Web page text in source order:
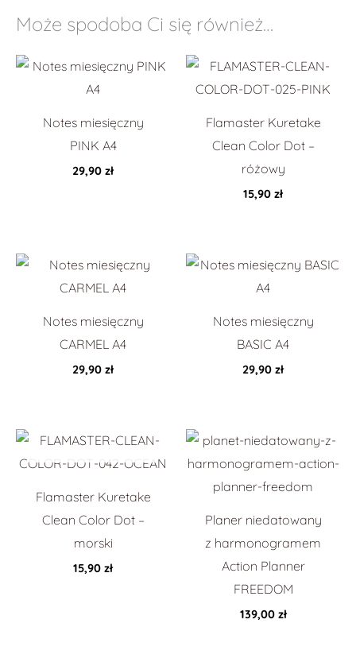
Może spodoba Ci się również…
Notes miesięczny
PINK A4
29,90 zł
Flamaster Kuretake
Clean Color Dot –
różowy
15,90 zł
Notes miesięczny
CARMEL A4
29,90 zł
Notes miesięczny
BASIC A4
29,90 zł
Flamaster Kuretake
Clean Color Dot –
morski
15,90 zł
Planer niedatowany
z harmonogramem
Action Planner
FREEDOM
139,00 zł